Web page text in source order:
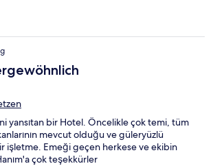
yansıtan bir Hotel. Öncelikle çok temi, tüm
mevcut olduğu ve güleryüzlü
işletme. Emeği geçen herkese ve ekibin
çok teşekkürler